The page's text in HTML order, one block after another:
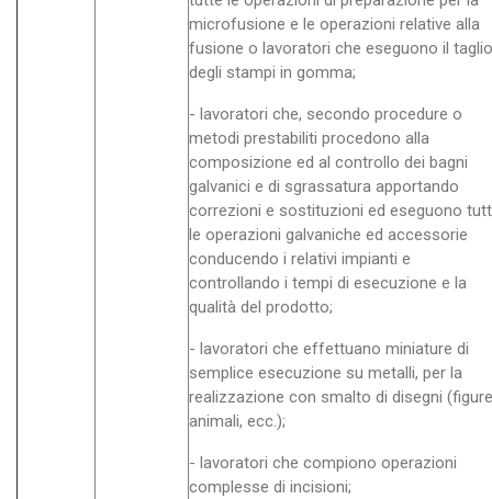
microfusione e le operazioni relative alla
fusione o lavoratori che eseguono il taglio
degli stampi in gomma;
- lavoratori che, secondo procedure o
metodi prestabiliti procedono alla
composizione ed al controllo dei bagni
galvanici e di sgrassatura apportando
correzioni e sostituzioni ed eseguono
le operazioni galvaniche ed accessorie
conducendo i relativi impianti e
controllando i tempi di esecuzione e la
qualità del prodotto;
- lavoratori che effettuano miniature di
semplice esecuzione su metalli, per la
realizzazione con smalto di disegni
animali, ecc.);
- lavoratori che compiono operazioni
complesse di incisioni;